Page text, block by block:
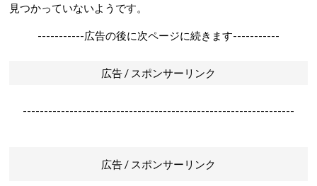
見つかっていないようです。
-----------広告の後に次ページに続きます-----------
広告 / スポンサーリンク
----------------------------------------------------------------
広告 / スポンサーリンク